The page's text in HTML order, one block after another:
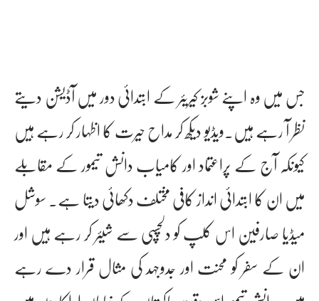
جس میں وہ اپنے شوبز کیریئر کے ابتدائی دور میں آڈیشن دیتے
نظر آ رہے ہیں۔ویڈیو دیکھ کر مداح حیرت کا اظہار کر رہے ہیں
کیونکہ آج کے پراعتماد اور کامیاب دانش تیمور کے مقابلے
میں ان کا ابتدائی انداز کافی مختلف دکھائی دیتا ہے۔ سوشل
میڈیا صارفین اس کلپ کو دلچسپی سے شیئر کر رہے ہیں اور
ان کے سفر کو محنت اور جدوجہد کی مثال قرار دے رہے